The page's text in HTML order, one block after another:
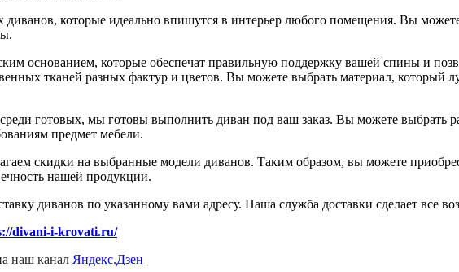
которые идеально впишутся в интерьер любого помещения. Вы
основанием, которые обеспечат правильную поддержку вашей спины и
тканей разных фактур и цветов. Вы можете выбрать материал, который
готовых, мы готовы выполнить диван под ваш заказ. Вы можете выбрать
предмет мебели.
скидки на выбранные модели диванов. Таким образом, вы можете
нашей продукции.
диванов по указанному вами адресу. Наша служба доставки сделает все
divani-i-krovati.ru/
наш канал Яндекс.Дзен